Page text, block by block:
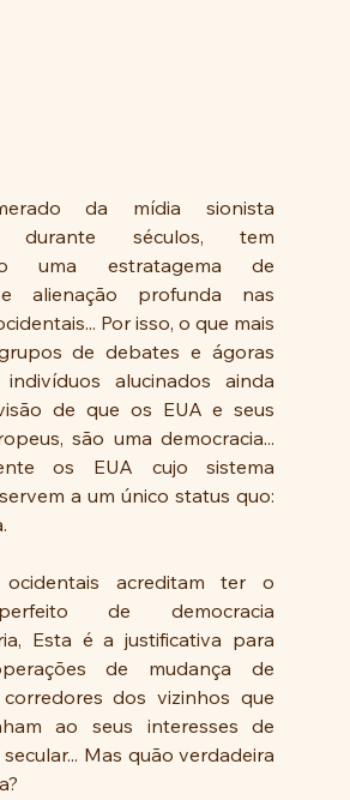
da mídia sionista
durante séculos, tem
uma estratagema de
alienação profunda nas
Por isso, o que mais
de debates e ágoras
alucinados ainda
de que os EUA e seus
são uma democracia...
os EUA cujo sistema
a um único status quo:
de democracia
Esta é a justificativa para
de mudança de
dos vizinhos que
ao seus interesses de
Mas quão verdadeira